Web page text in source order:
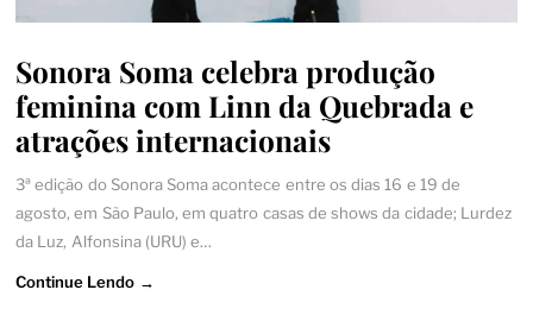
Sonora Soma celebra produção
feminina com Linn da Quebrada e
atrações internacionais
3ª edição do Sonora Soma acontece entre os dias 16 e 19 de
agosto, em São Paulo, em quatro casas de shows da cidade; Lurdez
da Luz, Alfonsina (URU) e…
Continue Lendo →